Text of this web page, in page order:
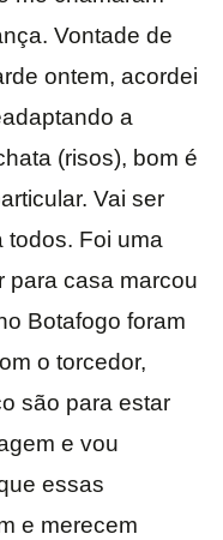
Vontade de
ontem, acordei
a
(risos), bom é
Vai ser
todos. Foi uma
para casa marcou
Botafogo foram
o torcedor,
são para estar
e vou
essas
e merecem